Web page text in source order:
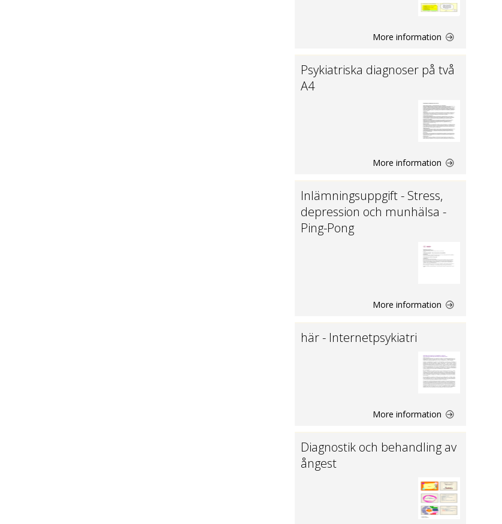
More information
Psykiatriska diagnoser på två
A4
More information
Inlämningsuppgift - Stress,
depression och munhälsa -
Ping-Pong
More information
här - Internetpsykiatri
More information
Diagnostik och behandling av
ångest